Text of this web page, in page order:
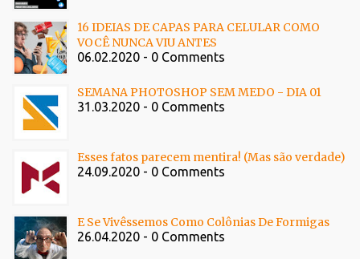
16 IDEIAS DE CAPAS PARA CELULAR COMO
VOCÊ NUNCA VIU ANTES
06.02.2020 - 0 Comments
SEMANA PHOTOSHOP SEM MEDO - DIA 01
31.03.2020 - 0 Comments
Esses fatos parecem mentira! (Mas são verdade)
24.09.2020 - 0 Comments
E Se Vivêssemos Como Colônias De Formigas
26.04.2020 - 0 Comments